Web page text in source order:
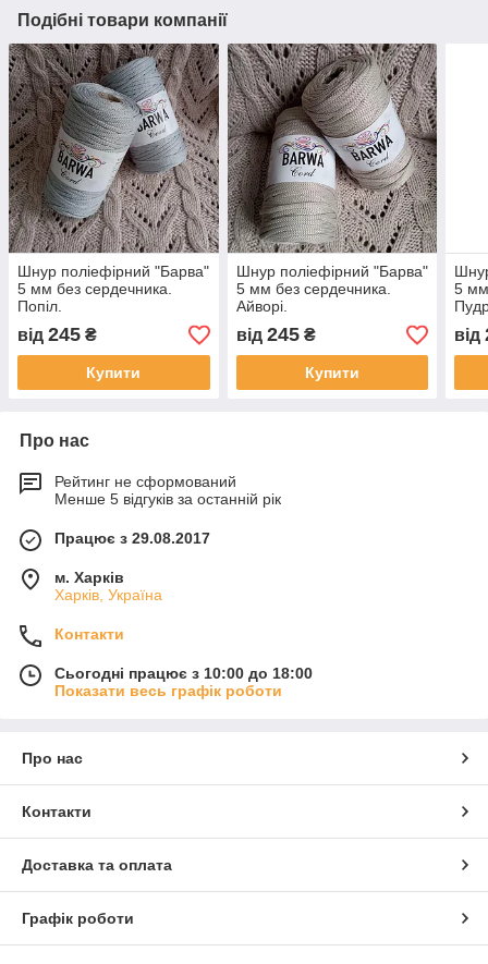
Подібні товари компанії
Шнур поліефірний "Барва"
5 мм без сердечника.
Попіл.
від 245 ₴
Купити
Шнур поліефірний "Барва"
5 мм без сердечника.
Айворі.
від 245₴
Купити
5 мм
від
Про нас
Рейтинг не сформований
Менше 5 відгуків за останній рік
Працює з 29.08.2017
м. Харків
Харків, Україна
Контакти
Сьогодні працює з 10:00 до 18:00
Показати весь графік роботи
Про нас
Контакти
Доставка та оплата
Графік роботи